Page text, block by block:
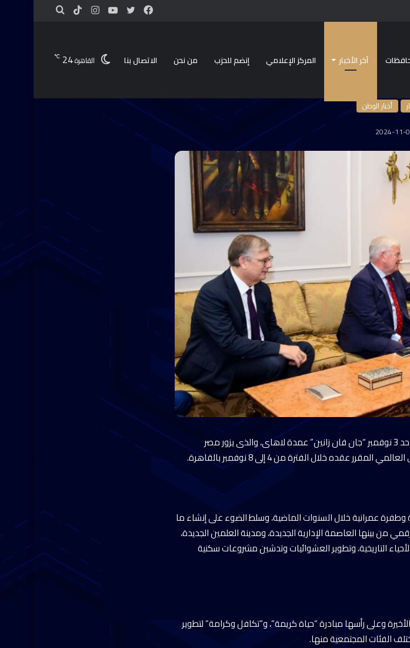
آخر الأخبار المركز الإعلامي إنضم للحزب من نحن الاتصال بنا القاهرة24
℃
أخبار الوطن
2024-11-
استقبل الدكتور بدر عبد العاطي وزير الخارجية والهجرة يوم الأحد 3 نوفمبر “جان فان زانين” عمدة لاهاى، والذى يزور مصر
عقده خلال الفترة من 4 إلى 8 نوفمبر بالقاهرة.
عمرانية خلال السنوات الماضية، وسلط الضوء على إنشاء ما
الرقمي من بينها العاصمة الإدارية الجديدة، ومدينة العلمين الجديدة،
التاريخية، وتطوير العشوائيات وتدشين مشروعات سكنية
وعلى رأسها مبادرة “حياة كريمة”، و”تكافل وكرامة” لتطوير
الفئات المجتمعية منها.